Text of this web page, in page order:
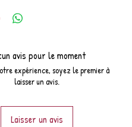
avis pour le moment
expérience, soyez le premier à
laisser un avis.
Laisser un avis